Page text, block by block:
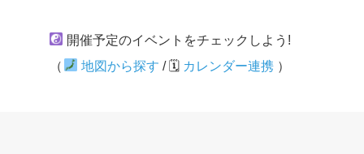
開催予定のイベントをチェックしよう!
（
地図から探す / 🗓 カレンダー連携）